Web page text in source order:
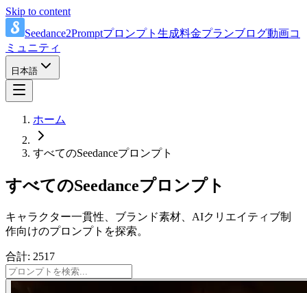
Skip to content
Seedance2Promptプロンプト 生成料金プランブログ動画コ
ミュニティ
日本語
ホーム
すべてのSeedanceプロンプト
すべてのSeedanceプロンプト
キャラクター一貫性、ブランド素材、AIクリエイティブ制
作向けのプロンプトを探索。
合計: 2517